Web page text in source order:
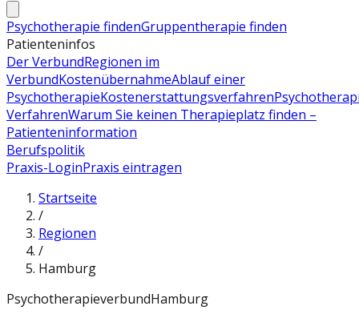
Psychotherapie findenGruppentherapie finden
Patienteninfos
Der VerbundRegionen im
VerbundKostenübernahmeAblauf einer
PsychotherapieKostenerstattungsverfahren
VerfahrenWarum Sie keinen Therapieplatz finden –
Patienteninformation
Berufspolitik
Praxis-LoginPraxis eintragen
Startseite
/
Regionen
/
Hamburg
PsychotherapieverbundHamburg